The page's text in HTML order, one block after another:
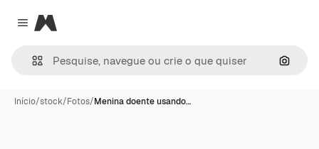
Close menu
Magnific
Início/stock/Fotos/Menina doente usando…